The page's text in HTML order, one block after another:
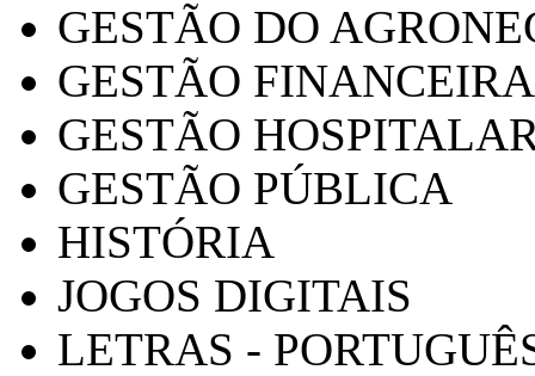
GESTÃO DO
GESTÃO FINANCEIRA
GESTÃO
GESTÃO PÚBLICA
HISTÓRIA
JOGOS DIGITAIS
LETRAS -